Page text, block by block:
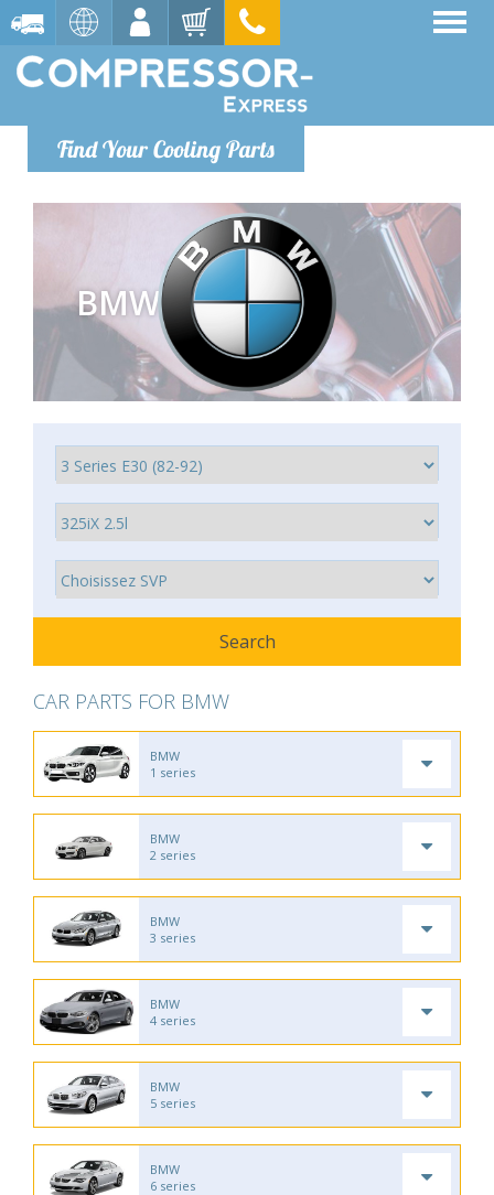
Find Your Cooling Parts
BMW
CAR PARTS FOR BMW
BMW
1 series
BMW
2 series
BMW
3 series
BMW
4 series
BMW
5 series
BMW
6 series